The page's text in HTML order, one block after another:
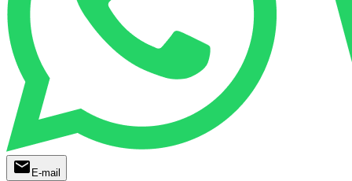
mail E-mail